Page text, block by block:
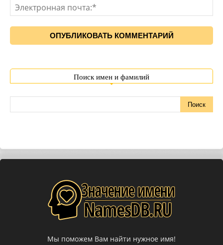
Поиск имен и фамилий
Мы поможем Вам найти нужное имя!